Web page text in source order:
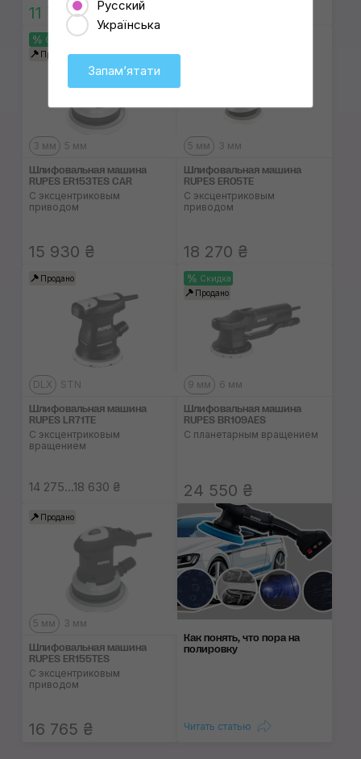
11 710 ₴
Скидка
Продано
3 мм 5 мм
Шлифовальная машина
RUPES ER153TES CAR
С эксцентриковым
приводом
15 930 ₴
5 мм 3 мм
Шлифовальная машина
RUPES ER05TE
С эксцентриковым
приводом
18 270 ₴
Продано
DLX STN
Шлифовальная машина
RUPES LR71TE
С эксцентриковым
вращением
14 275...18 630 ₴
Скидка
Продано
9 мм 6 мм
Шлифовальная машина
RUPES BR109AES
С планетарным вращением
24 550 ₴
Продано
5 мм 3 мм
Шлифовальная машина
RUPES ER155TES
С эксцентриковым
приводом
16 765 ₴
Как понять, что пора на
полировку
Читать статью
Русский
Українська
Запамʼятати